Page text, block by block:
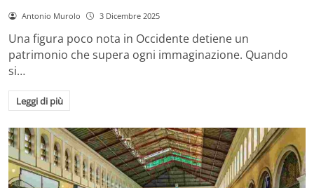
Antonio Murolo 3 Dicembre 2025
Una figura poco nota in Occidente detiene un
patrimonio che supera ogni immaginazione. Quando
si…
Leggi di più